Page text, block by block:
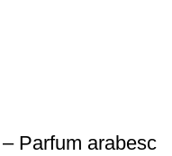
Parfum arabesc